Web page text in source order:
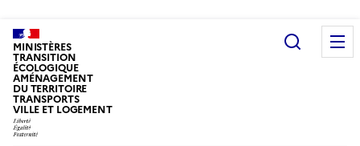
MINISTÈRES
TRANSITION
ÉCOLOGIQUE
AMÉNAGEMENT
DU TERRITOIRE
TRANSPORTS
VILLE ET LOGEMENT